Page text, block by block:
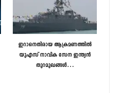
ഇറാനെതിരായ ആക്രമണത്തിൽ
യുഎസ് നാവിക സേന ഇന്ത്യൻ
തുറമുഖങ്ങൾ…